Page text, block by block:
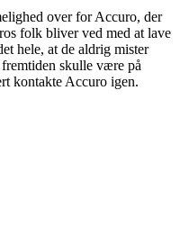
over for Accuro, der
folk bliver ved med at lave
hele, at de aldrig mister
skulle være på
kontakte Accuro igen.